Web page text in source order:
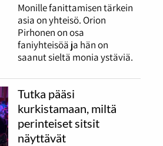
Monille fanittamisen tärkein
asia on yhteisö. Orion
Pirhonen on osa
faniyhteisöä ja hän on
saanut sieltä monia ystäviä.
Tutka pääsi
kurkistamaan, miltä
perinteiset sitsit
näyttävät